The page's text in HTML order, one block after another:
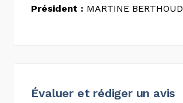
Président : MARTINE BERTHOUD
Évaluer et rédiger un avis